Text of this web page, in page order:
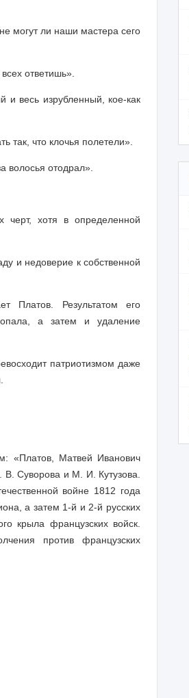
могут ли наши мастера сего
ответишь».
и весь изрубленный, кое-как
так, что клочья полетели».
волосья отодрал».
хотя в определенной
и недоверие к собственной
Платов. Результатом его
опала, а затем и удаление
патриотизмом даже
«Платов, Матвей Иванович
В. Суворова и М. И. Кутузова.
войне 1812 года
а затем 1-й и 2-й русских
крыла французских войск.
против французских